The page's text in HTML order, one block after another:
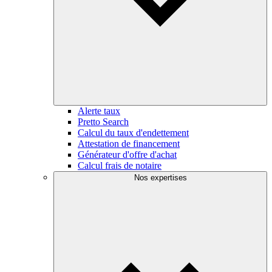
Alerte taux
Pretto Search
Calcul du taux d'endettement
Attestation de financement
Générateur d'offre d'achat
Calcul frais de notaire
Nos expertises